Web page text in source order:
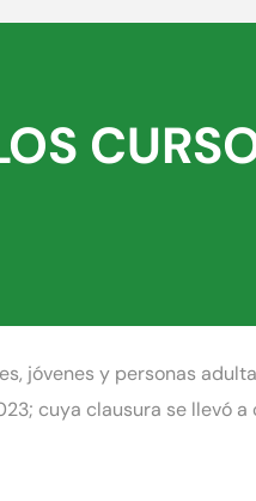
jóvenes y personas
cuya clausura se llevó